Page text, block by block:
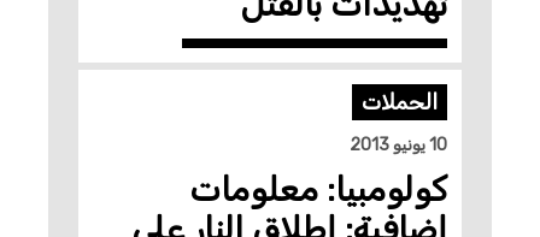
الحملات
كولومبيا: معلومات
إضافية: إطلاق النار على